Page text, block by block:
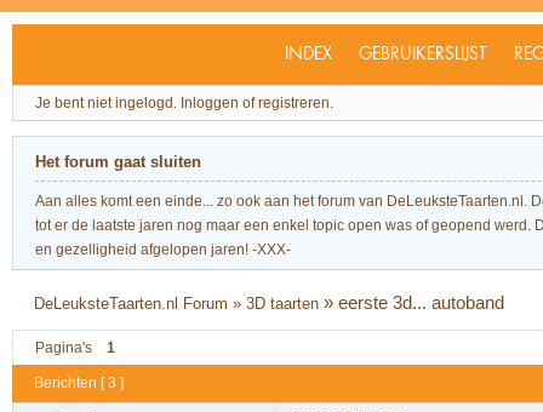
INDEX GEBRUIKERSLIJST
Je bent niet ingelogd. Inloggen of registreren.
Het forum gaat sluiten
Aan alles komt een einde... zo ook aan het forum van
tot er de laatste jaren nog maar een enkel topic open was of geopend
en gezelligheid afgelopen jaren! -XXX-
DeLeuksteTaarten.nl Forum »3D taarten »eerste 3d... autoband
Pagina's 1
Berichten [ 3 ]